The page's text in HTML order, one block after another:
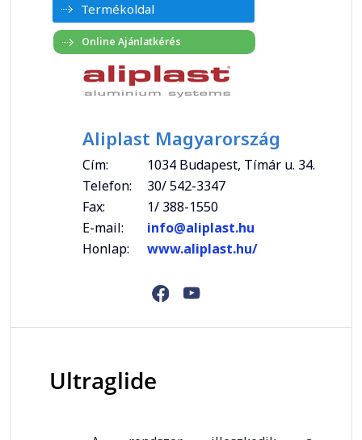
Termékoldal
Aliplast Magyarország
Cím:
1034 Budapest, Tímár u. 34.
Telefon:
30/ 542-3347
Fax:
1/ 388-1550
E-mail:
info@aliplast.hu
Honlap:
www.aliplast.hu/
Ultraglide